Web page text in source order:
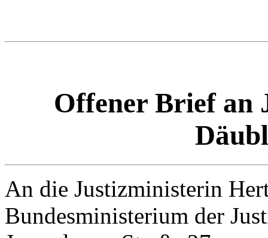
Offener Brief an
An die Justizministerin
Bundesministerium der